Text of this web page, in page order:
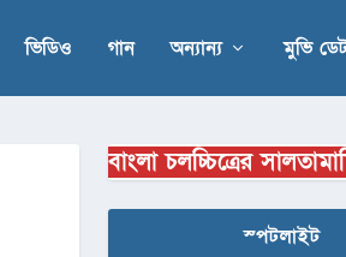
ভিডিও গান অন্যান্য মুভি
বাংলা চলচ্চিত্রের
স্পটলাইট